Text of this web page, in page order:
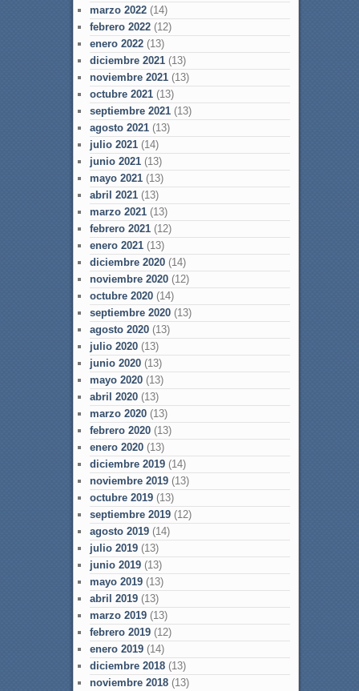
marzo 2022(14)
febrero 2022(12)
enero 2022(13)
diciembre 2021(13)
noviembre 2021(13)
octubre 2021(13)
septiembre 2021(13)
agosto 2021(13)
julio 2021(14)
junio 2021(13)
mayo 2021(13)
abril 2021(13)
marzo 2021(13)
febrero 2021(12)
enero 2021(13)
diciembre 2020(14)
noviembre 2020(12)
octubre 2020(14)
septiembre 2020(13)
agosto 2020(13)
julio 2020(13)
junio 2020(13)
mayo 2020(13)
abril 2020(13)
marzo 2020(13)
febrero 2020(13)
enero 2020(13)
diciembre 2019(14)
noviembre 2019(13)
octubre 2019(13)
septiembre 2019(12)
agosto 2019(14)
julio 2019(13)
junio 2019(13)
mayo 2019(13)
abril 2019(13)
marzo 2019(13)
febrero 2019(12)
enero 2019(14)
diciembre 2018(13)
noviembre 2018(13)